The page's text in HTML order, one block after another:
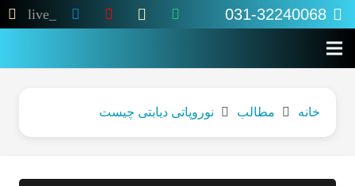
031-32240068
live_tv
خانه مطالب نوروپاتی دیابتی چیست